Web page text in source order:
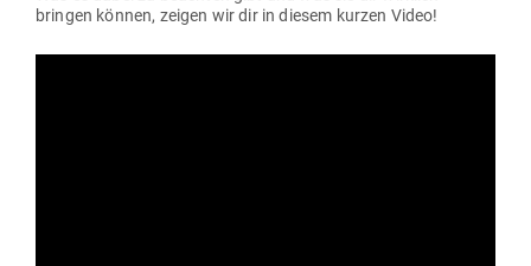
bringen können, zeigen wir dir in diesem kurzen Video!